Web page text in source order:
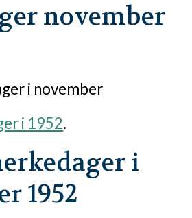
november
i november
i 1952.
i
1952